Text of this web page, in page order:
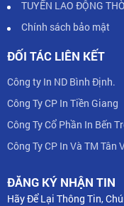
TUYỂN LAO ĐỘNG
Chính sách bảo mật
ĐỐI TÁC LIÊN KẾT
Công ty In ND Bình Định.
Công Ty CP In Tiền Giang
Công Ty Cổ Phần In Bến
Công Ty CP In Và TM Tân
ĐĂNG KÝ NHẬN TIN
Hãy Để Lại Thông Tin,